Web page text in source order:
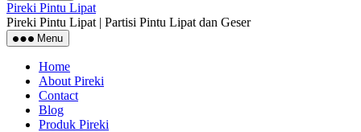
Pireki Pintu Lipat
Pireki Pintu Lipat | Partisi Pintu Lipat dan Geser
Menu
Home
About Pireki
Contact
Blog
Produk Pireki